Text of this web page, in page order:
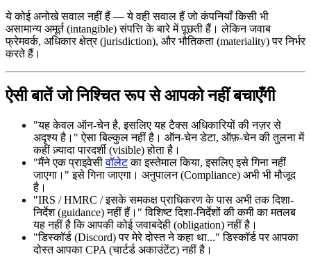
ये कोई अनोखे सवाल नहीं हैं — ये वही सवाल हैं जो कंपनियाँ किसी भी
असामान्य अमूर्त (intangible) संपत्ति के बारे में पूछती हैं। लेकिन जवाब
फ्रेमवर्क, अधिकार क्षेत्र (jurisdiction), और भौतिकता (materiality) पर निर्भर
करते हैं।
ऐसी बातें जो निश्चित रूप से आपको नहीं बचाएँगी
"यह केवल ऑन-चेन है, इसलिए यह टैक्स अधिकारियों की नज़र से
अदृश्य है।" ऐसा बिल्कुल नहीं है। ऑन-चेन डेटा, ऑफ़-चेन की तुलना में
कहीं ज़्यादा पारदर्शी (visible) होता है।
"मैंने एक प्राइवेसीवॉलेटका इस्तेमाल किया, इसलिए इसे गिना नहीं
जाएगा।" इसे गिना जाएगा। अनुपालन (Compliance) अभी भी मौजूद
है।
"IRS / HMRC / इसके समकक्ष प्राधिकरण के पास अभी तक दिशा-
निर्देश (guidance) नहीं हैं।" विशिष्ट दिशा-निर्देशों की कमी का मतलब
यह नहीं है कि आपकी कोई जवाबदेही (obligation) नहीं है।
"डिस्कॉर्ड (Discord) पर मेरे दोस्त ने कहा था..." डिस्कॉर्ड पर आपका
दोस्त आपका CPA (चार्टर्ड अकाउंटेंट) नहीं है।